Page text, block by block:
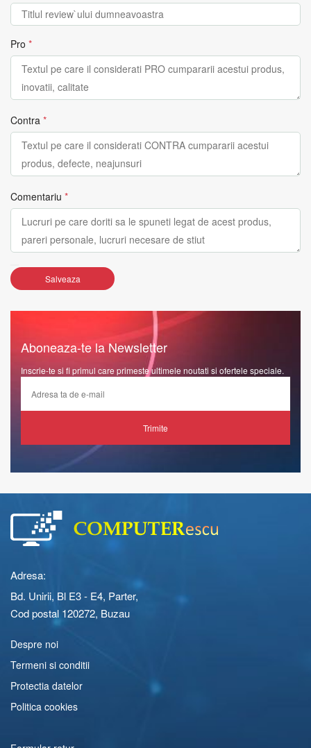
Pro *
Contra *
Comentariu *
Salveaza
Aboneaza-te la Newsletter
Inscrie-te si fi primul care primeste ultimele noutati si ofertele speciale.
Trimite
Adresa:
Bd. Unirii, Bl E3 - E4, Parter,
Cod postal 120272, Buzau
Despre noi
Termeni si conditii
Protectia datelor
Politica cookies